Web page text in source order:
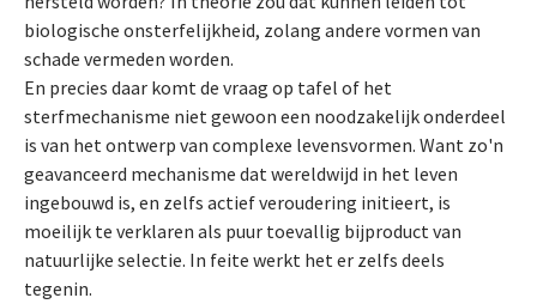
biologische onsterfelijkheid, zolang andere vormen van
schade vermeden worden.
En precies daar komt de vraag op tafel of het
sterfmechanisme niet gewoon een noodzakelijk onderdeel
is van het ontwerp van complexe levensvormen. Want zo'n
geavanceerd mechanisme dat wereldwijd in het leven
ingebouwd is, en zelfs actief veroudering initieert, is
moeilijk te verklaren als puur toevallig bijproduct van
natuurlijke selectie. In feite werkt het er zelfs deels
tegenin.